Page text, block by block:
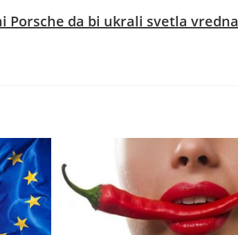
Porsche da bi ukrali svetla vredna